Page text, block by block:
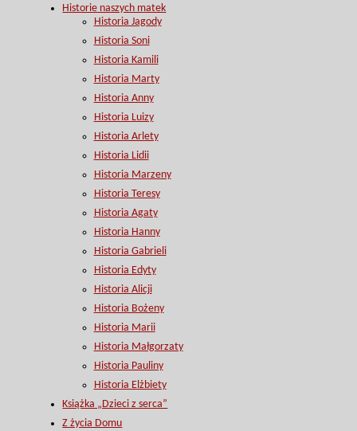
Historie naszych matek
Historia Jagody
Historia Soni
Historia Kamili
Historia Marty
Historia Anny
Historia Luizy
Historia Arlety
Historia Lidii
Historia Marzeny
Historia Teresy
Historia Agaty
Historia Hanny
Historia Gabrieli
Historia Edyty
Historia Alicji
Historia Bożeny
Historia Marii
Historia Małgorzaty
Historia Pauliny
Historia Elżbiety
Książka „Dzieci z serca”
Z życia Domu